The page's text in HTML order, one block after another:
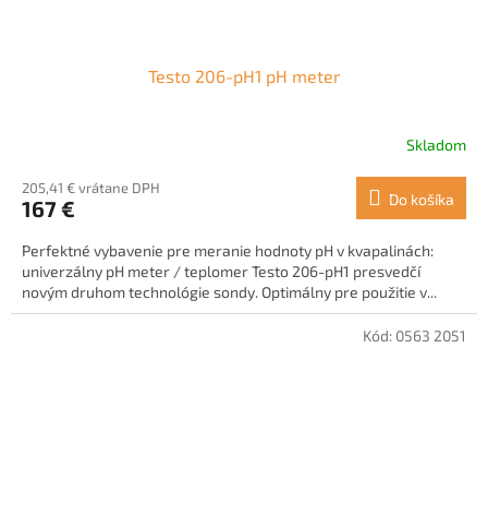
Testo 206-pH1 pH meter
Skladom
205,41 € vrátane DPH
167 € Do košíka
Perfektné vybavenie pre meranie hodnoty pH v kvapalinách:
univerzálny pH meter / teplomer Testo 206-pH1 presvedčí
novým druhom technológie sondy. Optimálny pre použitie v...
Kód: 0563 2051